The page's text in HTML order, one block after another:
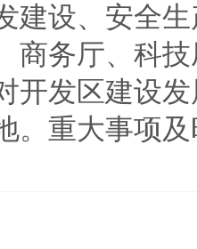
建设、安全
商务厅、科
开发区建设
。重大事项